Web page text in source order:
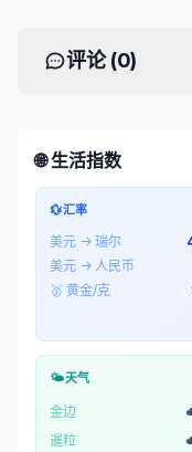
评论 (0)
🌐 生活指数
💱汇率
美元 → 瑞尔
美元 → 人民币
🥇 黄金/克
🌤️天气
金边
暹粒